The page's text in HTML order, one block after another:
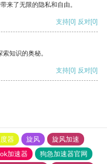
来了无限的隐私和自由。
支持[0] 反对[0]
知识的奥秘。
支持[0] 反对[0]
器 旋风
旋风加速
加速器
狗急加速器官网